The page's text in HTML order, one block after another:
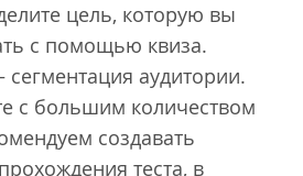
цель, которую вы
с помощью квиза.
аудитории.
с большим количеством
создавать
теста, в